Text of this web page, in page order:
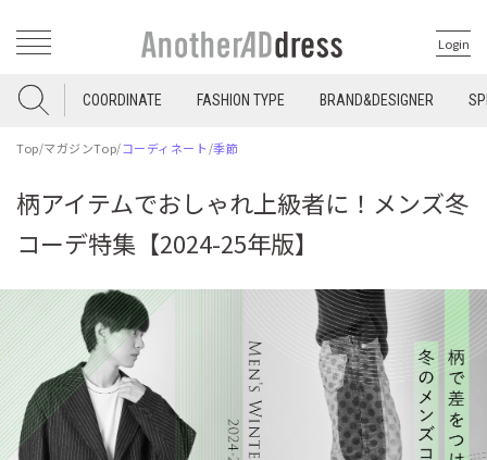
Login
COORDINATE FASHION TYPE BRAND&DESIGNER
Top/マガジンTop/コーディネート /季節
柄アイテムでおしゃれ上級者に！メンズ冬
コーデ特集【2024-25年版】